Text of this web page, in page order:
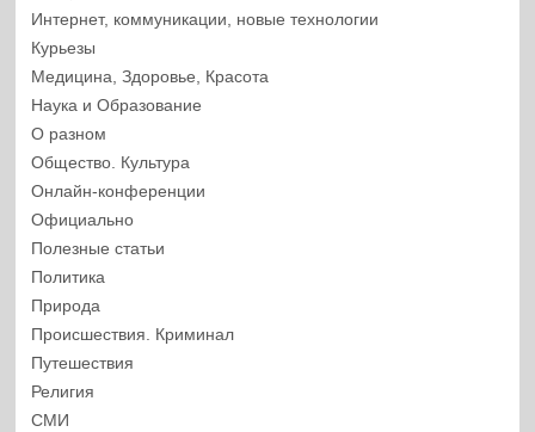
Интернет, коммуникации, новые технологии
Курьезы
Медицина, Здоровье, Красота
Наука и Образование
О разном
Общество. Культура
Онлайн-конференции
Официально
Полезные статьи
Политика
Природа
Происшествия. Криминал
Путешествия
Религия
СМИ